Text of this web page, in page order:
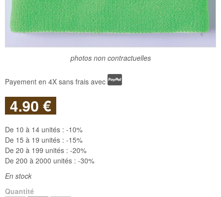
photos non contractuelles
Payement en 4X sans frais avec
4.90 €
De 10 à 14 unités : -10%
De 15 à 19 unités : -15%
De 20 à 199 unités : -20%
De 200 à 2000 unités : -30%
En stock
Quantité